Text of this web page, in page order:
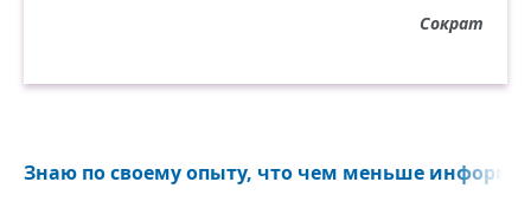
Сократ
Знаю по своему опыту, что чем меньше